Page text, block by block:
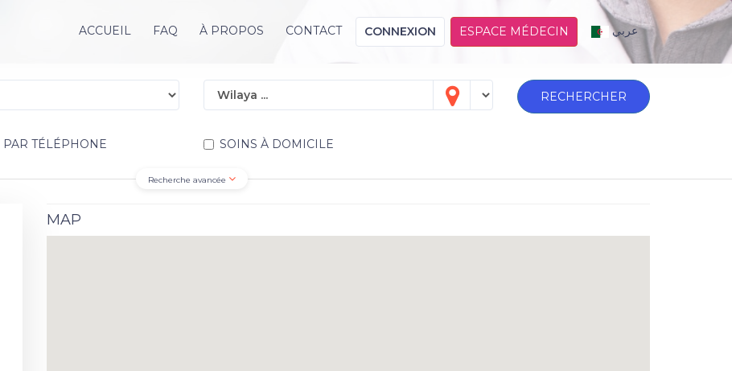
ACCUEIL FAQ À PROPOS CONTACT CONNEXION ESPACE MÉDECIN عربي
RECHERCHER
PAR TÉLÉPHONE SOINS À DOMICILE
Recherche avancée
MAP